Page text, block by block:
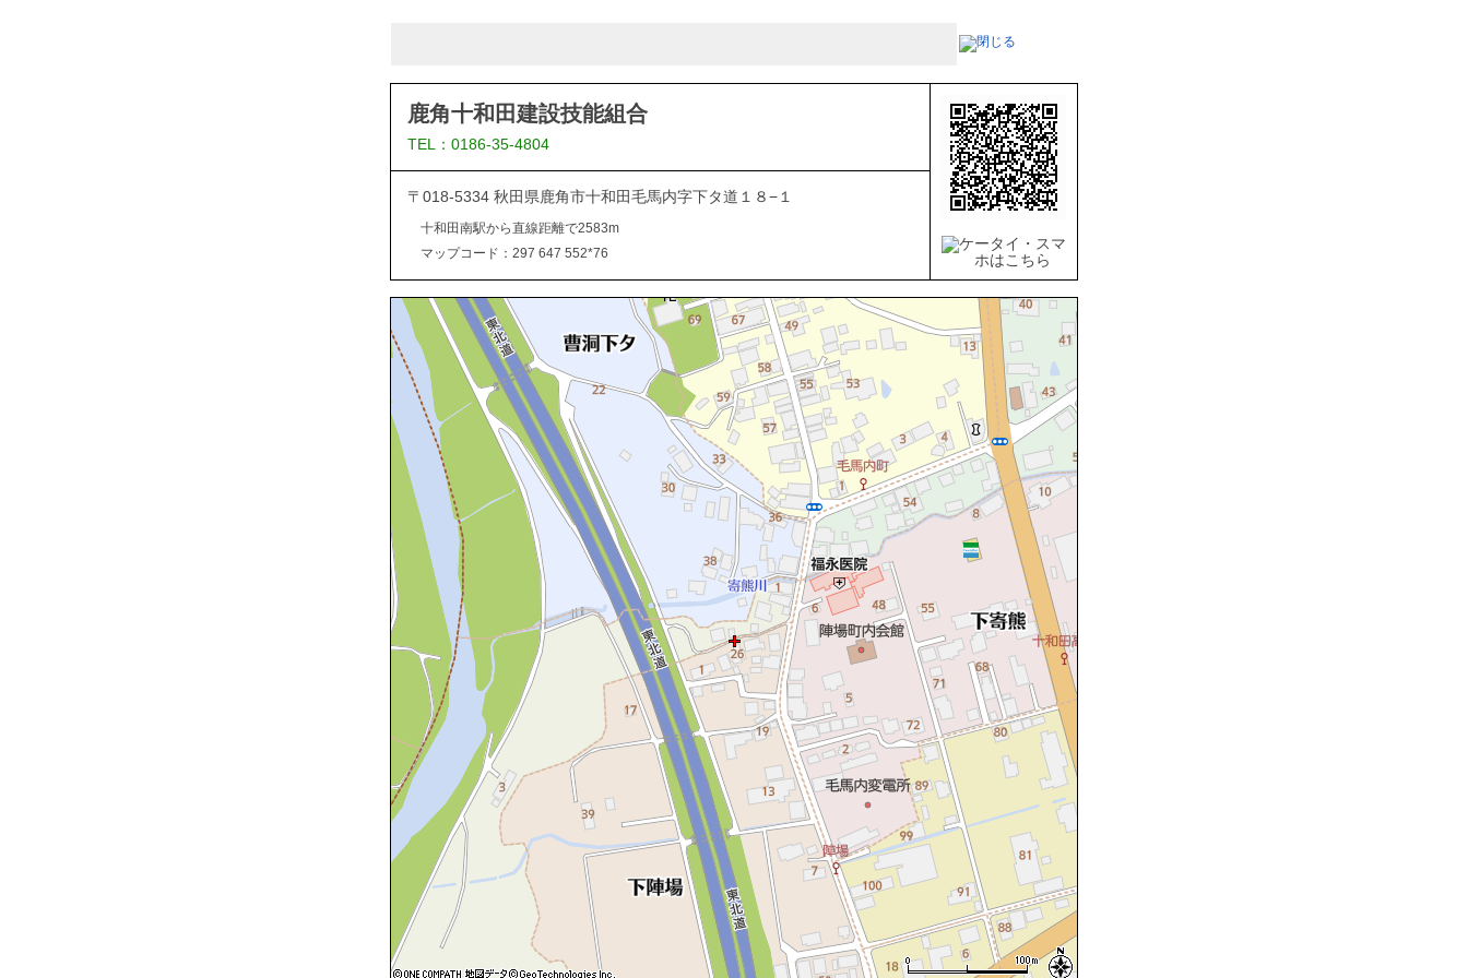
鹿角十和田建設技能組合
TEL：0186-35-4804
〒018-5334 秋田県鹿角市十和田毛馬内字下タ道１８−１
十和田南駅から直線距離で2583m
マップコード：297 647 552*76